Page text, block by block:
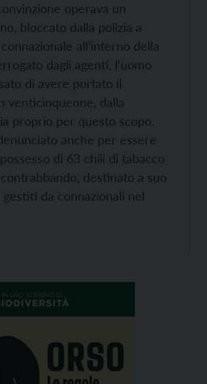
operava un
bloccato dalla polizia a
all’interno della
dagli agenti, l’uomo
di avere portato il
venticinquenne, dalla
proprio per questo scopo.
anche per essere
di 63 chili di tabacco
destinato a suo
da connazionali nel